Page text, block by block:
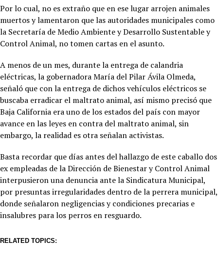
Por lo cual, no es extraño que en ese lugar arrojen animales
muertos y lamentaron que las autoridades municipales como
la Secretaría de Medio Ambiente y Desarrollo Sustentable y
Control Animal, no tomen cartas en el asunto.
A menos de un mes, durante la entrega de calandria
eléctricas, la gobernadora María del Pilar Ávila Olmeda,
señaló que con la entrega de dichos vehículos eléctricos se
buscaba erradicar el maltrato animal, así mismo precisó que
Baja California era uno de los estados del país con mayor
avance en las leyes en contra del maltrato animal, sin
embargo, la realidad es otra señalan activistas.
Basta recordar que días antes del hallazgo de este caballo dos
ex empleadas de la Dirección de Bienestar y Control Animal
interpusieron una denuncia ante la Sindicatura Municipal,
por presuntas irregularidades dentro de la perrera municipal,
donde señalaron negligencias y condiciones precarias e
insalubres para los perros en resguardo.
RELATED TOPICS: